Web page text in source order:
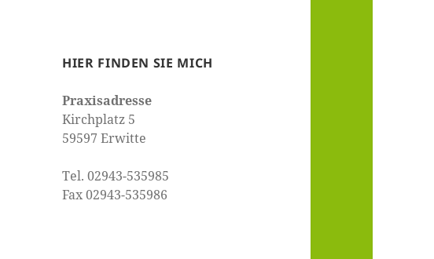
HIER FINDEN SIE MICH
Praxisadresse
Kirchplatz 5
59597 Erwitte
Tel. 02943-535985
Fax 02943-535986